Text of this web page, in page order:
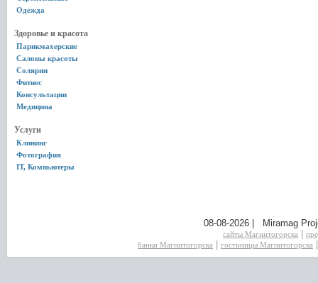
Одежда
Здоровье и красота
Парикмахерские
Салоны красоты
Солярии
Фитнес
Консультации
Медицина
Услуги
Клининг
Фотография
IT, Компьютеры
08-08-2026 | Miramag
сайты Магнитогорска
банки Магнитогорска
гостиницы Магнитогорска